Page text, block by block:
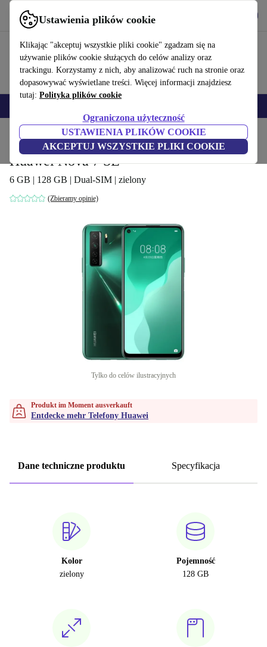
Ustawienia plików cookie
Klikając "akceptuj wszystkie pliki cookie" zgadzam się na
używanie plików cookie służących do celów analizy oraz
trackingu. Korzystamy z nich, aby analizować ruch na stronie oraz
dopasowywać wyświetlane treści. Więcej informacji znajdziesz
tutaj: Polityka plików cookie
Ograniczona użyteczność
USTAWIENIA PLIKÓW COOKIE
AKCEPTUJ WSZYSTKIE PLIKI COOKIE
Korzystaj z refurbed szybko i łatwo
Produkty Telefony i smartfony Telefony Huawei
Huawei Nova 7 SE
6 GB | 128 GB | Dual-SIM | zielony
(Zbieramy opinie)
Tylko do celów ilustracyjnych
Produkt im Moment ausverkauft
Entdecke mehr Telefony Huawei
Dane techniczne produktu Specyfikacja
Kolor
zielony
Pojemność
128 GB